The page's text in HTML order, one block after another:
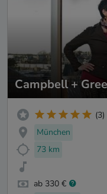
Campbell +
(3)
München
73 km
ab 330 €